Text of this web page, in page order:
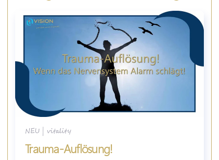
NEU vitality
Trauma-Auflösung!